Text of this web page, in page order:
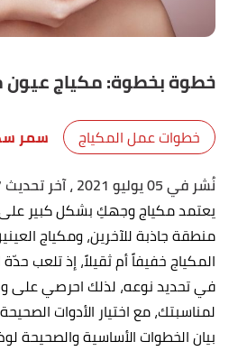
خطوة بخطوة: مكياج عيون
خطوات عمل المكياج سمر
نُشر في 05 يوليو 2021
، آخر تحديث 17 سبتمبر 2021
يعتمد مكياج وجهكِ بشكل كبير على
منطقة جاذبة للآخرين، ومكياج
المكياج خفيفاً أم ثقيلاً، إذ تلعب
في تحديد نوعه، لذلك احرصي على
لمناسبتك، مع اختيار الأدوات
بيان الخطوات الأساسية والصحيحة